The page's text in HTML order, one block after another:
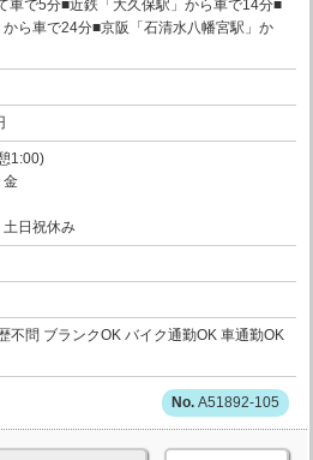
車で5分■近鉄「大久保駅」から車で14分■
ら車で24分■京阪「石清水八幡宮駅」か
1:00)
金
日祝休み
不問 ブランクOK バイク通勤OK 車通勤OK
A51892-105